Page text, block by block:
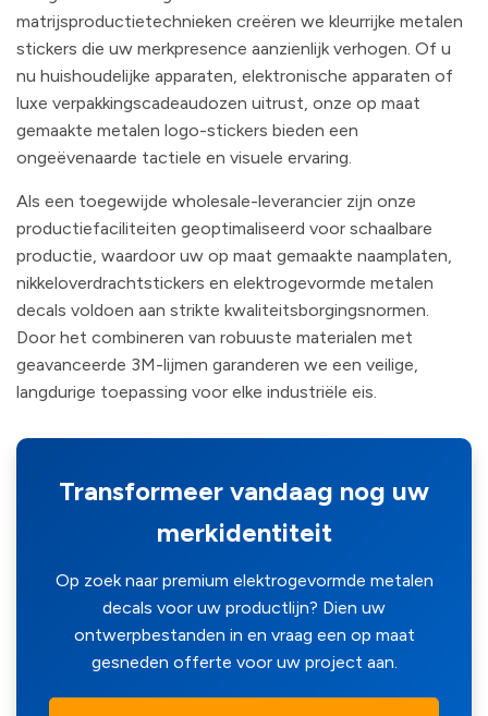
matrijsproductietechnieken creëren we kleurrijke metalen
stickers die uw merkpresence aanzienlijk verhogen. Of u
nu huishoudelijke apparaten, elektronische apparaten of
luxe verpakkingscadeaudozen uitrust, onze op maat
gemaakte metalen logo-stickers bieden een
ongeëvenaarde tactiele en visuele ervaring.
Als een toegewijde wholesale-leverancier zijn onze
productiefaciliteiten geoptimaliseerd voor schaalbare
productie, waardoor uw op maat gemaakte naamplaten,
nikkeloverdrachtstickers en elektrogevormde metalen
decals voldoen aan strikte kwaliteitsborgingsnormen.
Door het combineren van robuuste materialen met
geavanceerde 3M-lijmen garanderen we een veilige,
langdurige toepassing voor elke industriële eis.
Transformeer vandaag nog uw
merkidentiteit
Op zoek naar premium elektrogevormde metalen
decals voor uw productlijn? Dien uw
ontwerpbestanden in en vraag een op maat
gesneden offerte voor uw project aan.